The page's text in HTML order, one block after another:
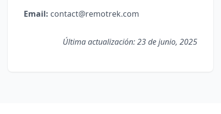
Email: contact@remotrek.com
Última actualización: 23 de junio, 2025